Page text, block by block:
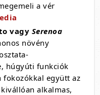
a vér
vagy Serenoa
növény
húgyúti funkciók
fokozókkal együtt az
alkalmas,